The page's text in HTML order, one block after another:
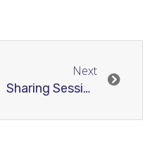
Next
Sharing Session Supervisor #3 Bedah Rahasia Jurnal Berkualitas: Dari ISSN hingga Ruang Lingkup Ilmiah